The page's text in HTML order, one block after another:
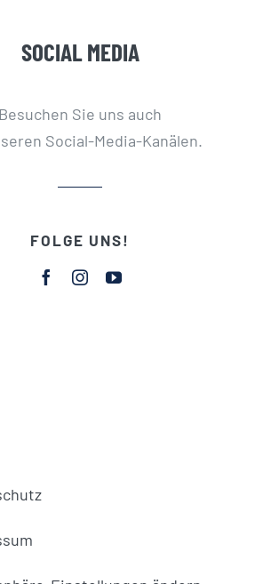
SOCIAL MEDIA
Besuchen Sie uns auch
Social-Media-Kanälen.
FOLGE UNS!